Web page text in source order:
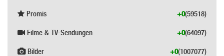
Promis (59518)
+0
Filme & TV-Sendungen (64097)
+0
Bilder (1007077)
+0